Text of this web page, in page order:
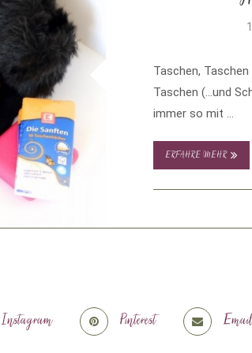
Taschen,
Taschen (…und
immer so mit …
ERFAHRE MEHR
Instagram Pinterest